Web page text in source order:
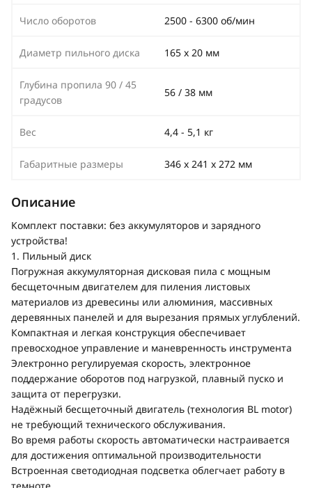
Число оборотов 2500 - 6300 об/мин
Диаметр пильного диска 165 х 20 мм
Глубина пропила 90 / 45
градусов
56 / 38 мм
Вес 4,4 - 5,1 кг
Габаритные размеры 346 х 241 х 272 мм
Описание
Комплект поставки: без аккумуляторов и зарядного
устройства!
1. Пильный диск
Погружная аккумуляторная дисковая пила с мощным
бесщеточным двигателем для пиления листовых
материалов из древесины или алюминия, массивных
деревянных панелей и для вырезания прямых углублений.
Компактная и легкая конструкция обеспечивает
превосходное управление и маневренность инструмента
Электронно регулируемая скорость, электронное
поддержание оборотов под нагрузкой, плавный пуско и
защита от перегрузки.
Надёжный бесщеточный двигатель (технология BL motor)
не требующий технического обслуживания.
Во время работы скорость автоматически настраивается
для достижения оптимальной производительности
Встроенная светодиодная подсветка облегчает работу в